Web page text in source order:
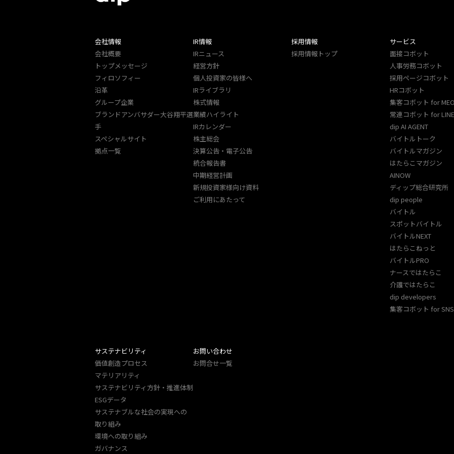
会社情報
会社概要
トップメッセージ
フィロソフィー
沿革
グループ企業
ブランドアンバサダー大谷翔平選
手
スペシャルサイト
拠点一覧
IR情報
IRニュース
経営方針
個人投資家の皆様へ
IRライブラリ
株式情報
業績ハイライト
IRカレンダー
株主総会
決算公告・電子公告
統合報告書
中期経営計画
新規投資家様向け資料
ご利用にあたって
採用情報
採用情報トップ
サービス
面接コボット
人事労務コボット​
採用ページコボット​
HRコボット
集客コボット for MEO
常連コボット for LINE​
dip AI AGENT
バイトルトーク
バイトルマガジン
はたらこマガジン
AINOW
ディップ総合研究所
dip people
バイトル
スポットバイトル
バイトルNEXT
はたらこねっと
バイトルPRO
ナースではたらこ
介護ではたらこ
dip developers
集客コボット for
サステナビリティ
価値創造プロセス
マテリアリティ
サステナビリティ方針・推進体制
ESGデータ
サステナブルな社会の実現への
取り組み
環境への取り組み
ガバナンス
お問い合わせ
お問合せ一覧